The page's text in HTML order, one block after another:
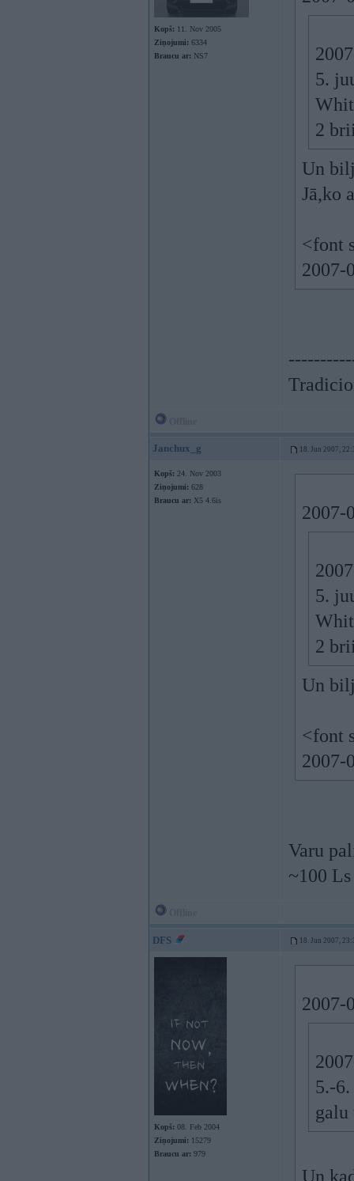
Kopš: 11. Nov 2005
Ziņojumi: 6334
Braucu ar: NS7
5.
2
Un
Jā,ko
<font
2007-
Janchux_g 18. Jun 2007,
Kopš: 24. Nov 2003
Ziņojumi: 628
Braucu ar: X5 4.6is
2007-
5.
2
Un
<font
2007-
Varu
~100 Ls
DFS 18. Jun 2007,
Kopš: 08. Feb 2004
Ziņojumi: 15279
Braucu ar: 979
2007-
5.-
Un